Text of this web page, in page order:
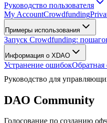
Руководство пользователя
My AccountCrowdfunding
Примеры использования
Запуск Crowdfunding:
Информация о XDAO
Устранение ошибокОбратная
Руководство для
DAO Community
Голосование по созданию